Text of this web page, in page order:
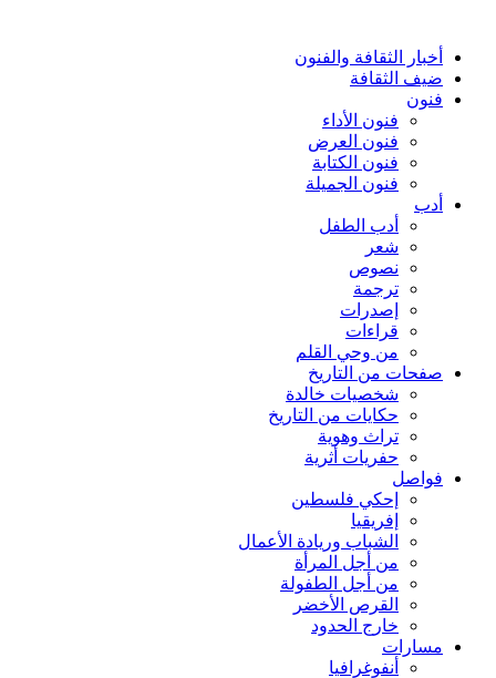
أخبار الثقافة والفنون
ضيف الثقافة
فنون
فنون الأداء
فنون العرض
فنون الكتابة
فنون الجميلة
أدب
أدب الطفل
شعر
نصوص
ترجمة
إصدرات
قراءات
من وحي القلم
صفحات من التاريخ
شخصيات خالدة
حكايات من التاريخ
تراث وهوية
حفريات أثرية
فواصل
إحكي فلسطين
إفريقيا
الشباب وريادة الأعمال
من أجل المرأة
من أجل الطفولة
القرص الأخضر
خارج الحدود
مسارات
أنفوغرافيا